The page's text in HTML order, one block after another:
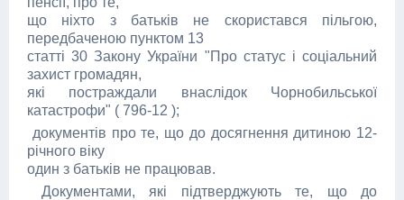
що ніхто з батьків не скористався пільгою,
передбаченою пунктом 13
статті 30 Закону України "Про статус і соціальний
захист громадян,
які постраждали внаслідок Чорнобильської
катастрофи" ( 796-12 );
документів про те, що до досягнення дитиною 12-
річного віку
один з батьків не працював.
Документами, які підтверджують те, що до